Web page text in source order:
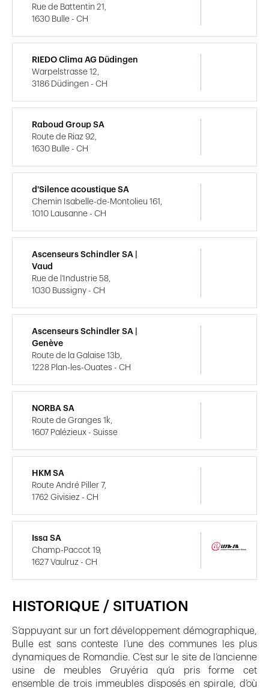
HISTORIQUE / SITUATION
S’appuyant sur un fort développement démographique,
Bulle est sans conteste l’une des communes les plus
dynamiques de Romandie. C’est sur le site de l’ancienne
usine de meubles Gruyéria qu’a pris forme cet
ensemble de trois immeubles disposés en spirale, d’où
Rue de Battentin 21,
1630 Bulle - CH
RIEDO Clima AG Düdingen
Warpelstrasse 12,
3186 Düdingen - CH
Raboud Group SA
Route de Riaz 92,
1630 Bulle - CH
d'Silence acoustique SA
Chemin Isabelle-de-Montolieu 161,
1010 Lausanne - CH
Ascenseurs Schindler SA |
Vaud
Rue de l'Industrie 58,
1030 Bussigny - CH
Ascenseurs Schindler SA |
Genève
Route de la Galaise 13b,
1228 Plan-les-Ouates - CH
NORBA SA
Route de Granges 1k,
1607 Palézieux - Suisse
HKM SA
Route André Piller 7,
1762 Givisiez - CH
Issa SA
Champ-Paccot 19,
1627 Vaulruz - CH